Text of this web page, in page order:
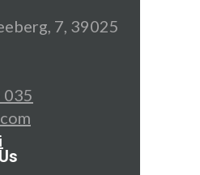
7, 39025
035